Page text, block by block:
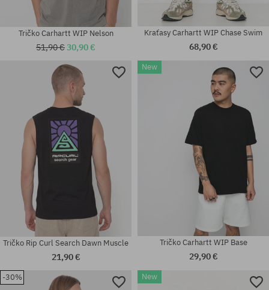
Dostupné veľkosti:
S; M; L; XL; XXL
Tričko Carhartt WIP Nelson
51,90 €30,90 €
Kraťasy Carhartt WIP Chase Swim
68,90 €
Tričko Rip Curl Search Dawn Muscle
21,90 €
New
Tričko Carhartt WIP Base
29,90 €
-30% New